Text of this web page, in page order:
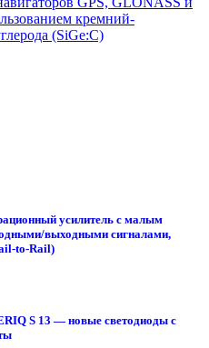
кремний-
(SiGe:C)
усилитель с малым
выходными сигналами,
to-Rail)
S 13 — новые светодиоды с